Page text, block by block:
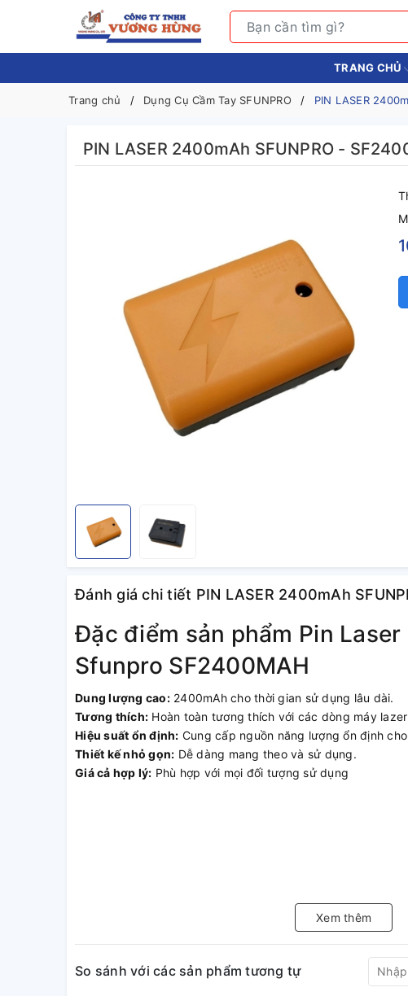
TRANG CHỦ
Trang chủ Dụng Cụ Cầm Tay SFUNPRO PIN LASER
PIN LASER 2400mAh SFUNPRO -
Đánh giá chi tiết PIN LASER 2400mAh
Đặc điểm sản phẩm Pin
Sfunpro SF2400MAH
Dung lượng cao:2400mAh cho thời gian sử dụng lâu dài.
Tương thích: Hoàn toàn tương thích với các dòng máy
Hiệu suất ổn định: Cung cấp nguồn năng lượng ổn định
Thiết kế nhỏ gọn: Dễ dàng mang theo và sử dụng.
Giá cả hợp lý: Phù hợp với mọi đối tượng sử dụng
Xem thêm
So sánh với các sản phẩm tương tự